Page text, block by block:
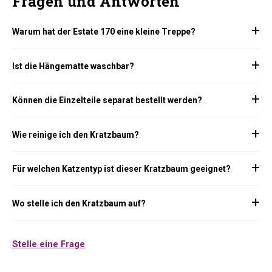
Warum hat der Estate 170 eine kleine Treppe?
Ist die Hängematte waschbar?
Können die Einzelteile separat bestellt werden?
Wie reinige ich den Kratzbaum?
Für welchen Katzentyp ist dieser Kratzbaum geeignet?
Wo stelle ich den Kratzbaum auf?
Stelle eine Frage